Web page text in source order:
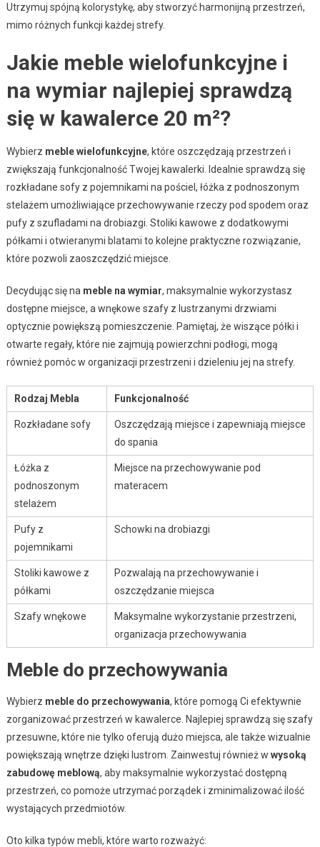
Utrzymuj spójną kolorystykę, aby stworzyć harmonijną przestrzeń,
mimo różnych funkcji każdej strefy.
Jakie meble wielofunkcyjne i
na wymiar najlepiej sprawdzą
się w kawalerce 20 m²?
Wybierz meble wielofunkcyjne, które oszczędzają przestrzeń i
zwiększają funkcjonalność Twojej kawalerki. Idealnie sprawdzą się
rozkładane sofy z pojemnikami na pościel, łóżka z podnoszonym
stelażem umożliwiające przechowywanie rzeczy pod spodem oraz
pufy z szufladami na drobiazgi. Stoliki kawowe z dodatkowymi
półkami i otwieranymi blatami to kolejne praktyczne rozwiązanie,
które pozwoli zaoszczędzić miejsce.
Decydując się na meble na wymiar, maksymalnie wykorzystasz
dostępne miejsce, a wnękowe szafy z lustrzanymi drzwiami
optycznie powiększą pomieszczenie. Pamiętaj, że wiszące półki i
otwarte regały, które nie zajmują powierzchni podłogi, mogą
również pomóc w organizacji przestrzeni i dzieleniu jej na strefy.
Rodzaj Mebla Funkcjonalność
Rozkładane sofy
Oszczędzają miejsce i zapewniają miejsce
do spania
Łóżka z
podnoszonym
stelażem
Miejsce na przechowywanie pod
materacem
Pufy z
pojemnikami
Schowki na drobiazgi
Stoliki kawowe z
półkami
Pozwalają na przechowywanie i
oszczędzanie miejsca
Szafy wnękowe
Maksymalne wykorzystanie przestrzeni,
organizacja przechowywania
Meble do przechowywania
Wybierz meble do przechowywania, które pomogą Ci efektywnie
zorganizować przestrzeń w kawalerce. Najlepiej sprawdzą się szafy
przesuwne, które nie tylko oferują dużo miejsca, ale także wizualnie
powiększają wnętrze dzięki lustrom. Zainwestuj również w wysoką
zabudowę meblową, aby maksymalnie wykorzystać dostępną
przestrzeń, co pomoże utrzymać porządek i zminimalizować ilość
wystających przedmiotów.
Oto kilka typów mebli, które warto rozważyć: